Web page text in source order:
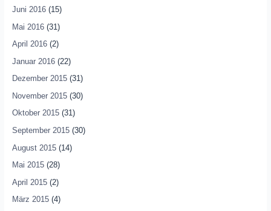
Juni 2016(15)
Mai 2016(31)
April 2016(2)
Januar 2016(22)
Dezember 2015(31)
November 2015(30)
Oktober 2015(31)
September 2015(30)
August 2015(14)
Mai 2015(28)
April 2015(2)
März 2015(4)